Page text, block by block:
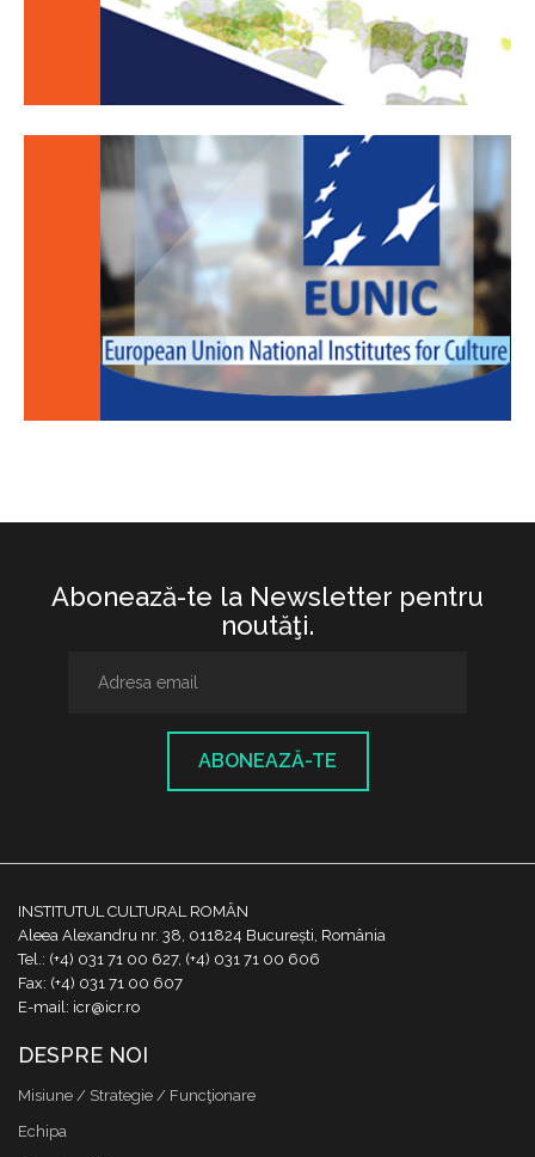
Abonează-te la Newsletter pentru
noutăţi.
ABONEAZĂ-TE
INSTITUTUL CULTURAL ROMÂN
Aleea Alexandru nr. 38, 011824 București, România
Tel.: (+4) 031 71 00 627, (+4) 031 71 00 606
Fax: (+4) 031 71 00 607
E-mail: icr@icr.ro
DESPRE NOI
Misiune / Strategie / Funcţionare
Echipa